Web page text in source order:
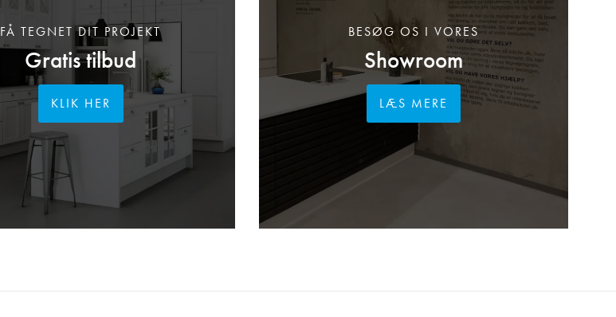
Gratis tilbud
FÅ TEGNET DIT PROJEKT
KLIK HER
Showroom
BESØG OS I VORES
LÆS MERE